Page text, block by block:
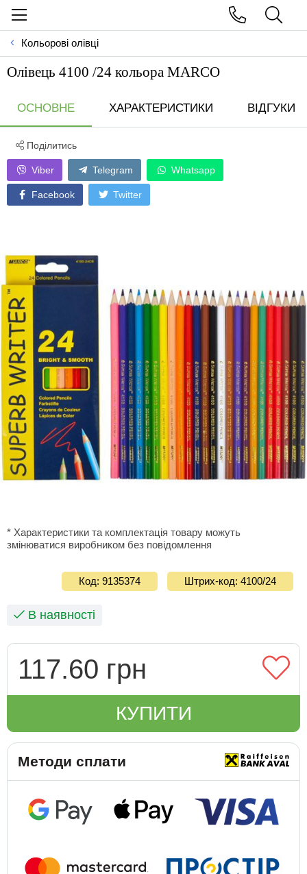
Кольорові олівці
Олівець 4100 /24 кольора MARCO
ОСНОВНЕ ХАРАКТЕРИСТИКИ ВІДГУКИ
Поділитись
Viber Telegram Whatsapp
Facebook Twitter
* Характеристики та комплектація товару можуть
змінюватися виробником без повідомлення
Код: 9135374 Штрих-код: 4100/24
В наявності
117.60 грн
КУПИТИ
Методи сплати